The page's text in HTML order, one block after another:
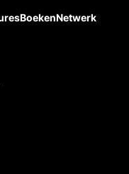
BoekenNetwerk